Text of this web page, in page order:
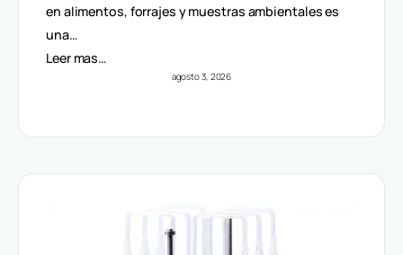
en alimentos, forrajes y muestras ambientales es
una…
Leer mas…
agosto 3, 2026